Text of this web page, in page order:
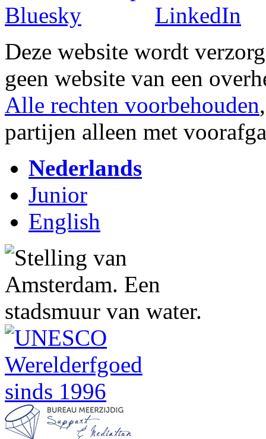
Deze website wordt
geen website van een
Alle rechten voorbehouden
partijen alleen met
Nederlands
Junior
English